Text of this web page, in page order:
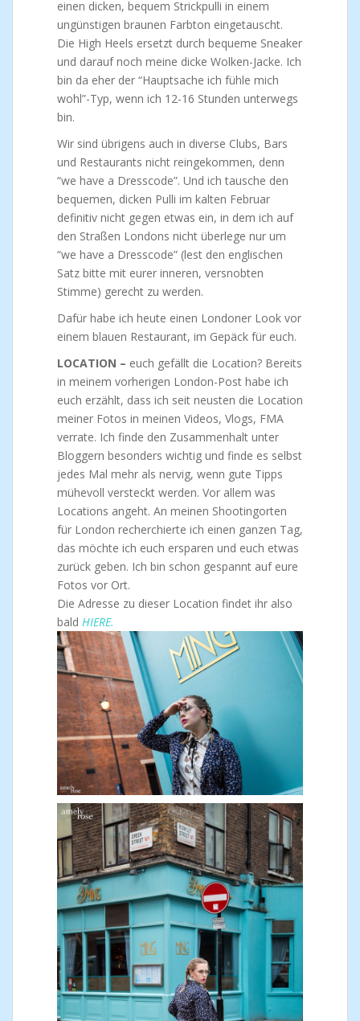
einen dicken, bequem Strickpulli in einem
ungünstigen braunen Farbton eingetauscht.
Die High Heels ersetzt durch bequeme Sneaker
und darauf noch meine dicke Wolken-Jacke. Ich
bin da eher der “Hauptsache ich fühle mich
wohl”-Typ, wenn ich 12-16 Stunden unterwegs
bin.
Wir sind übrigens auch in diverse Clubs, Bars
und Restaurants nicht reingekommen, denn
“we have a Dresscode”. Und ich tausche den
bequemen, dicken Pulli im kalten Februar
definitiv nicht gegen etwas ein, in dem ich auf
den Straßen Londons nicht überlege nur um
“we have a Dresscode” (lest den englischen
Satz bitte mit eurer inneren, versnobten
Stimme) gerecht zu werden.
Dafür habe ich heute einen Londoner Look vor
einem blauen Restaurant, im Gepäck für euch.
LOCATION – euch gefällt die Location? Bereits
in meinem vorherigen London-Post habe ich
euch erzählt, dass ich seit neusten die Location
meiner Fotos in meinen Videos, Vlogs, FMA
verrate. Ich finde den Zusammenhalt unter
Bloggern besonders wichtig und finde es selbst
jedes Mal mehr als nervig, wenn gute Tipps
mühevoll versteckt werden. Vor allem was
Locations angeht. An meinen Shootingorten
für London recherchierte ich einen ganzen Tag,
das möchte ich euch ersparen und euch etwas
zurück geben. Ich bin schon gespannt auf eure
Fotos vor Ort.
Die Adresse zu dieser Location findet ihr also
bald HIERE.